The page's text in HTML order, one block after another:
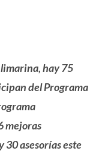
hay 75
del Programa
mejoras
asesorías este